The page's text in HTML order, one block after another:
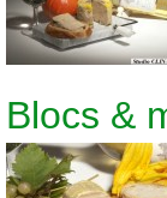
Blocs &